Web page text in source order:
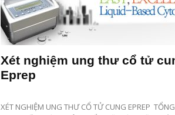
Xét nghiệm ung thư cổ tử
Eprep
XÉT NGHIỆM UNG THƯ CỔ TỬ CUNG EPREP TỔNG